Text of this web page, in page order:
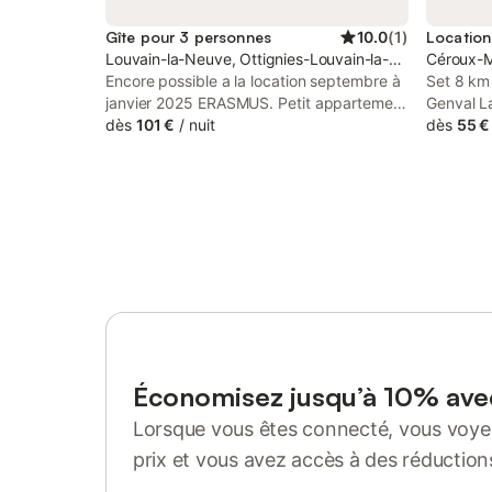
Gîte pour 3 personnes 10.0(1)
Louvain-la-Neuve, Ottignies-Louvain-la-Neuve
Encore possible a la location septembre à
janvier 2025 ERASMUS. Petit appartement
offre tous les aspects pratiques pour
dès 101 € / nuit
Céroux-
Set 8
Genval
Cambre,
are
dès 55 €
Économisez jusqu’à 10%
Lorsque vous êtes connecté, vous
prix et vous avez accès à des